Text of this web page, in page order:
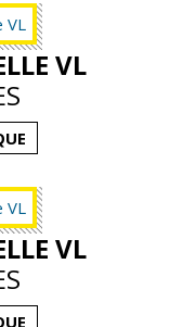
?
VL
VL